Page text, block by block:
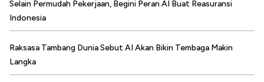
Selain Permudah Pekerjaan, Begini Peran AI Buat Reasuransi
Indonesia
Raksasa Tambang Dunia Sebut AI Akan Bikin Tembaga Makin
Langka